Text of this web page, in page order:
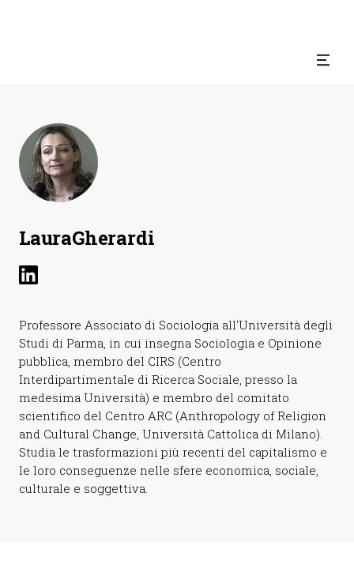
LauraGherardi
Professore Associato di Sociologia all'Università degli
Studi di Parma, in cui insegna Sociologia e Opinione
pubblica, membro del CIRS (Centro
Interdipartimentale di Ricerca Sociale, presso la
medesima Università) e membro del comitato
scientifico del Centro ARC (Anthropology of Religion
and Cultural Change, Università Cattolica di Milano).
Studia le trasformazioni più recenti del capitalismo e
le loro conseguenze nelle sfere economica, sociale,
culturale e soggettiva.